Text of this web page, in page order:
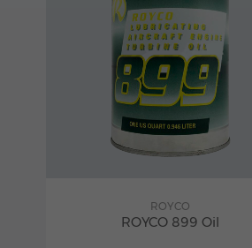
ROYCO
ROYCO 899 Oil